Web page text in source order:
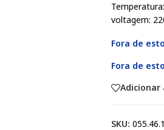
voltagem:
Fora de
Fora de
SKU: